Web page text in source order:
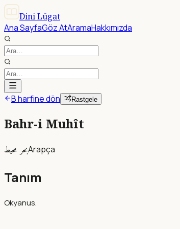
Dini Lügat
Ana SayfaGöz AtAramaHakkımızda
B harfine dön Rastgele
Bahr-i Muhît
بحر محيطArapça
Tanım
Okyanus.